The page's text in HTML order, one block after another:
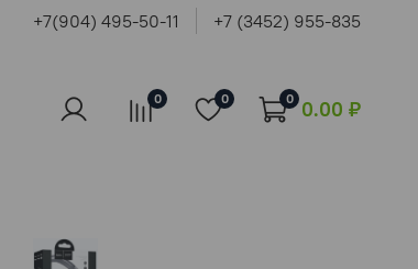
+7(904) 495-50-11 +7 (3452) 955-835
0 0 0 0.00 ₽